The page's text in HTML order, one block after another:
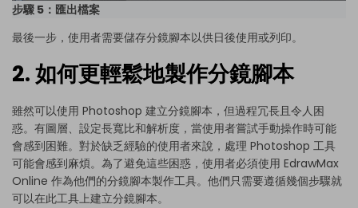
步驟 5：匯出檔案
最後一步，使用者需要儲存分鏡腳本以供日後使用或列印。
2. 如何更輕鬆地製作分鏡腳本
雖然可以使用 Photoshop 建立分鏡腳本，但過程冗長且令人困
惑。有圖層、設定長寬比和解析度，當使用者嘗試手動操作時可能
會感到困難。對於缺乏經驗的使用者來說，處理 Photoshop 工具
可能會感到麻煩。為了避免這些困惑，使用者必須使用 EdrawMax
Online 作為他們的分鏡腳本製作工具。他們只需要遵循幾個步驟就
可以在此工具上建立分鏡腳本。